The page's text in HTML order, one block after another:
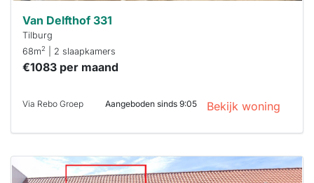
Van Delfthof 331
Tilburg
68m2 | 2 slaapkamers
€1083 per maand
Via Rebo Groep Aangeboden sinds 9:05 Bekijk woning
Deze woning